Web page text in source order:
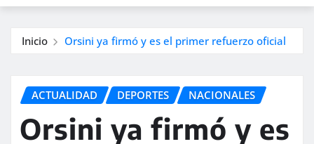
Inicio Orsini ya firmó y es el primer refuerzo oficial
ACTUALIDAD DEPORTES NACIONALES
Orsini ya firmó y es